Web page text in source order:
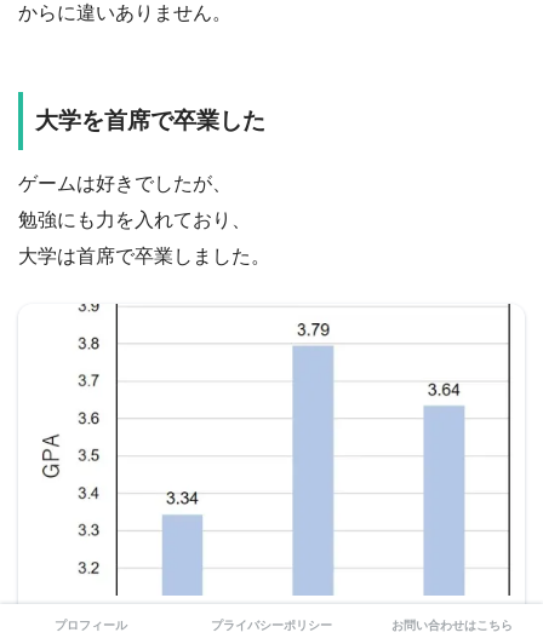
からに違いありません。
大学を首席で卒業した
ゲームは好きでしたが、
勉強にも力を入れており、
大学は首席で卒業しました。
2022年6月9日
プロフィール プライバシーポリシー お問い合わせはこちら